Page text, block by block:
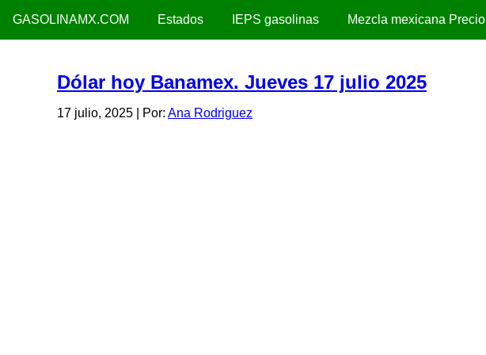
GASOLINAMX.COM Estados IEPS gasolinas Mezcla mexicana Precio
Dólar hoy Banamex. Jueves 17 julio 2025
17 julio, 2025 | Por: Ana Rodriguez